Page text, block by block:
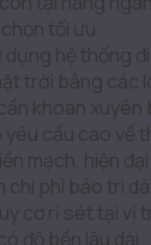
tối ưu.
hệ thống
trời bằng các
khoan xuyên
cầu cao về
mạch, hiện đại.
chi phí bảo trì
cơ rỉ sét tại vị
độ bền lâu dài.